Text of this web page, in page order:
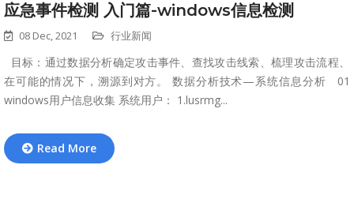
应急事件检测 入门篇-windows信息检测
08 Dec, 2021 行业新闻
目标：通过数据分析确定攻击事件、查找攻击线索、梳理攻击流程、
在可能的情况下，溯源到对方。 数据分析技术—系统信息分析 01
windows用户信息收集 系统用户： 1.lusrmg...
Read More